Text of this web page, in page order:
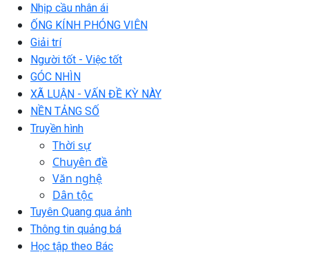
Nhịp cầu nhân ái
ỐNG KÍNH PHÓNG VIÊN
Giải trí
Người tốt - Việc tốt
GÓC NHÌN
XÃ LUẬN - VẤN ĐỀ KỲ NÀY
NỀN TẢNG SỐ
Truyền hình
Thời sự
Chuyên đề
Văn nghệ
Dân tộc
Tuyên Quang qua ảnh
Thông tin quảng bá
Học tập theo Bác